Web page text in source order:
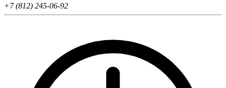
+7 (812) 245-06-92